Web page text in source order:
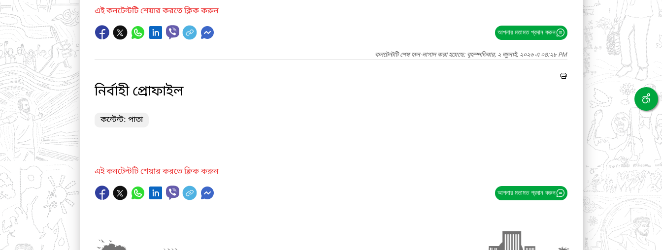
এই কনটেন্টটি শেয়ার করতে ক্লিক করুন
আপনার মতামত প্রদান করুন
কনটেন্টটি শেষ হাল-নাগাদ করা হয়েছে: বৃহস্পতিবার, ২ জুলাই, ২০২৬ এ ০৪:২৮ PM
নির্বাহী প্রোফাইল
কন্টেন্ট: পাতা
এই কনটেন্টটি শেয়ার করতে ক্লিক করুন
আপনার মতামত প্রদান করুন